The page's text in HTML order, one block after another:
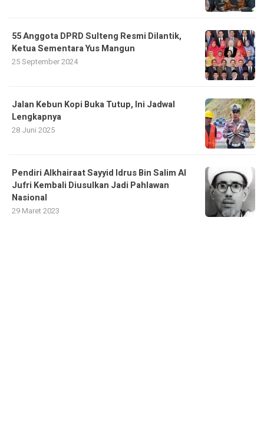
55 Anggota DPRD Sulteng Resmi Dilantik,
Ketua Sementara Yus Mangun
25 September 2024
Jalan Kebun Kopi Buka Tutup, Ini Jadwal
Lengkapnya
28 Juni 2025
Pendiri Alkhairaat Sayyid Idrus Bin Salim Al
Jufri Kembali Diusulkan Jadi Pahlawan
Nasional
29 Maret 2023